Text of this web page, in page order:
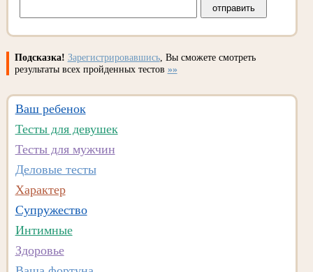
Подсказка! Зарегистрировавшись, Вы сможете смотреть
результаты всех пройденных тестов »»
Ваш ребенок
Тесты для девушек
Тесты для мужчин
Деловые тесты
Характер
Супружество
Интимные
Здоровье